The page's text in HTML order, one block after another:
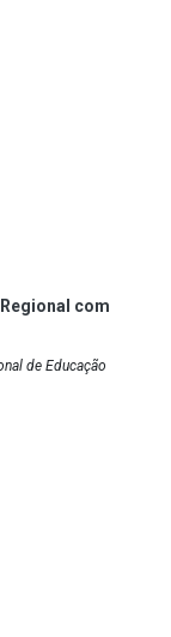
com
de Educação